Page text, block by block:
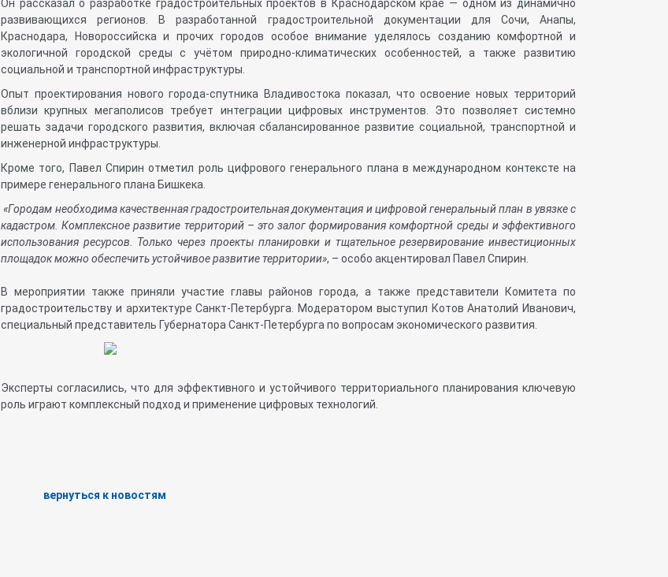
Он рассказал о разработке градостроительных проектов в Краснодарском крае — одном из динамично
развивающихся регионов. В разработанной градостроительной документации для Сочи, Анапы,
Краснодара, Новороссийска и прочих городов особое внимание уделялось созданию комфортной и
экологичной городской среды с учётом природно-климатических особенностей, а также развитию
социальной и транспортной инфраструктуры.
Опыт проектирования нового города-спутника Владивостока показал, что освоение новых территорий
вблизи крупных мегаполисов требует интеграции цифровых инструментов. Это позволяет системно
решать задачи городского развития, включая сбалансированное развитие социальной, транспортной и
инженерной инфраструктуры.
Кроме того, Павел Спирин отметил роль цифрового генерального плана в международном контексте на
примере генерального плана Бишкека.
«Городам необходима качественная градостроительная документация и цифровой генеральный план в увязке с
кадастром. Комплексное развитие территорий – это залог формирования комфортной среды и эффективного
использования ресурсов. Только через проекты планировки и тщательное резервирование инвестиционных
площадок можно обеспечить устойчивое развитие территории», – особо акцентировал Павел Спирин.
В мероприятии также приняли участие главы районов города, а также представители Комитета по
градостроительству и архитектуре Санкт-Петербурга. Модератором выступил Котов Анатолий Иванович,
специальный представитель Губернатора Санкт-Петербурга по вопросам экономического развития.
Эксперты согласились, что для эффективного и устойчивого территориального планирования ключевую
роль играют комплексный подход и применение цифровых технологий.
вернуться к новостям